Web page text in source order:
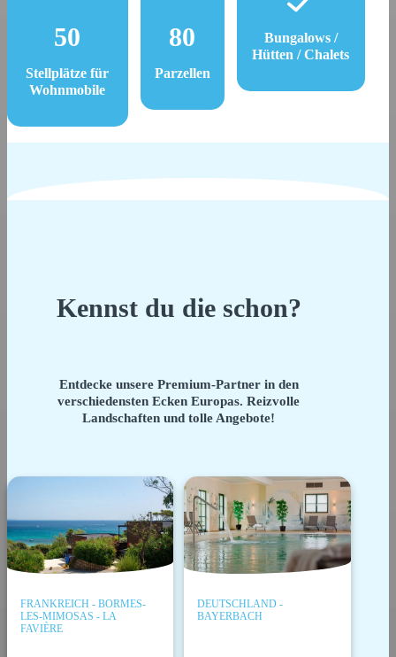
50
Stellplätze für
Wohnmobile
80
Parzellen
Bungalows /
Hütten / Chalets
Kennst du die schon?
Entdecke unsere Premium-Partner in den
verschiedensten Ecken Europas. Reizvolle
Landschaften und tolle Angebote!
FRANKREICH - BORMES-
LES-MIMOSAS - LA
FAVIÈRE
DEUTSCHLAND -
BAYERBACH